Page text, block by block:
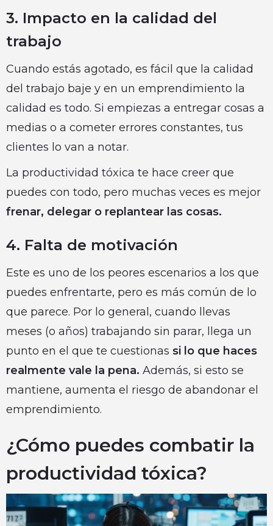
3. Impacto en la calidad del
trabajo
Cuando estás agotado, es fácil que la calidad
del trabajo baje y en un emprendimiento la
calidad es todo. Si empiezas a entregar cosas a
medias o a cometer errores constantes, tus
clientes lo van a notar.
La productividad tóxica te hace creer que
puedes con todo, pero muchas veces es mejor
frenar, delegar o replantear las cosas.
4. Falta de motivación
Este es uno de los peores escenarios a los que
puedes enfrentarte, pero es más común de lo
que parece. Por lo general, cuando llevas
meses (o años) trabajando sin parar, llega un
punto en el que te cuestionas si lo que haces
realmente vale la pena. Además, si esto se
mantiene, aumenta el riesgo de abandonar el
emprendimiento.
¿Cómo puedes combatir la
productividad tóxica?